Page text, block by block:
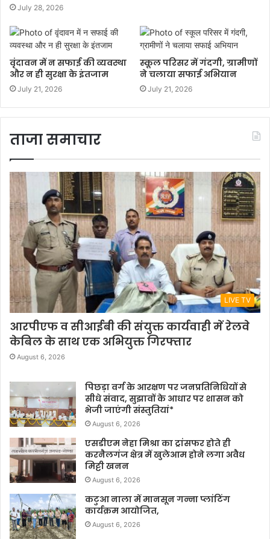
July 28, 2026
वृंदावन में न सफाई की व्यवस्था
और न ही सुरक्षा के इंतजाम
July 21, 2026
स्कूल परिसर में गंदगी, ग्रामीणों
ने चलाया सफाई अभियान
July 21, 2026
ताजा समाचार
LIVE TV
आरपीएफ व सीआईबी की संयुक्त कार्यवाही में रेलवे
केबिल के साथ एक अभियुक्त गिरफ्तार
August 6, 2026
पिछड़ा वर्ग के आरक्षण पर जनप्रतिनिधियों से
सीधे संवाद, सुझावों के आधार पर शासन को
भेजी जाएंगी संस्तुतियां*
August 6, 2026
एसडीएम नेहा मिश्रा का ट्रांसफर होते ही
करनैलगंज क्षेत्र में खुलेआम होने लगा अवैध
मिट्टी खनन
August 6, 2026
कटुआ नाला में मानसून गन्ना प्लांटिंग
कार्यक्रम आयोजित,
August 6, 2026